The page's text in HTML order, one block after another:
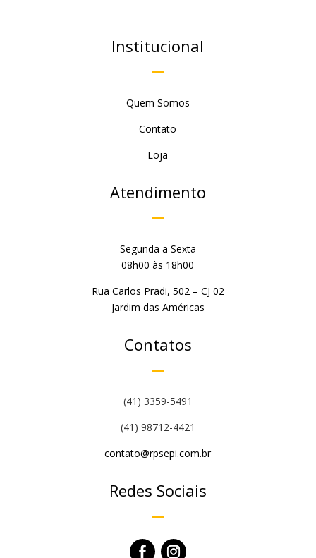
Institucional
Quem Somos
Contato
Loja
Atendimento
Segunda a Sexta
08h00 às 18h00
Rua Carlos Pradi, 502 – CJ 02
Jardim das Américas
Contatos
(41) 3359-5491
(41) 98712-4421
contato@rpsepi.com.br
Redes Sociais